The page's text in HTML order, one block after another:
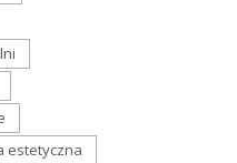
estetyczna